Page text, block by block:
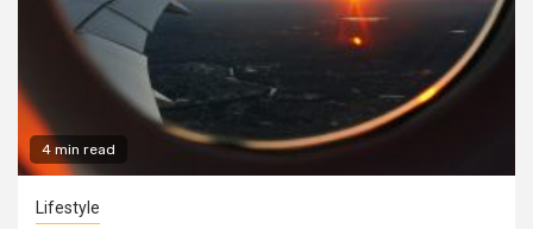
4 min read
Lifestyle